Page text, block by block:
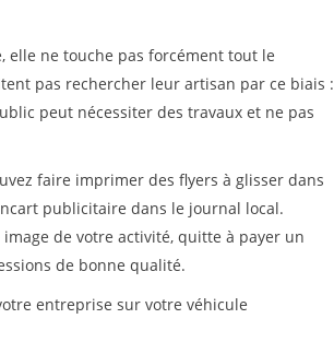
ne touche pas forcément tout le
pas rechercher leur artisan par ce biais :
peut nécessiter des travaux et ne pas
faire imprimer des flyers à glisser dans
publicitaire dans le journal local.
de votre activité, quitte à payer un
de bonne qualité.
entreprise sur votre véhicule